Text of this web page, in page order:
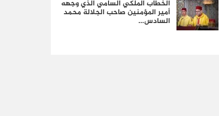
الخطاب الملكي السامي الذي وجهه
أمير المؤمنين صاحب الجلالة محمد
السادس…